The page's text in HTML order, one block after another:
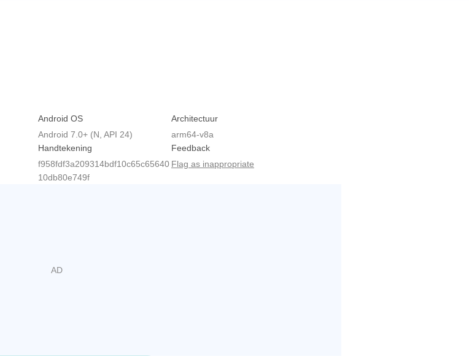
Android OS
Android 7.0+ (N, API 24)
Architectuur
arm64-v8a
Handtekening
f958fdf3a209314bdf10c65c65640
10db80e749f
Feedback
Flag as inappropriate